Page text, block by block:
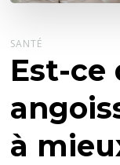
SANTÉ
Est-ce
à